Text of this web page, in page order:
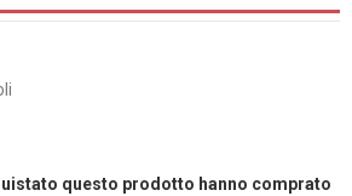
questo prodotto hanno comprato